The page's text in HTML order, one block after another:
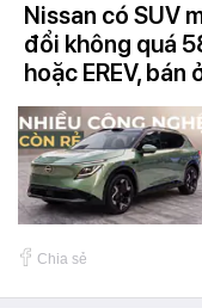
Nissan có SUV
đổi không quá
hoặc EREV, bán
Chia sẻ